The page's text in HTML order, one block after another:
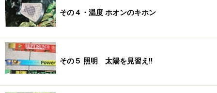
その４・温度 ホオンのキホン
その５ 照明 太陽を見習え!!